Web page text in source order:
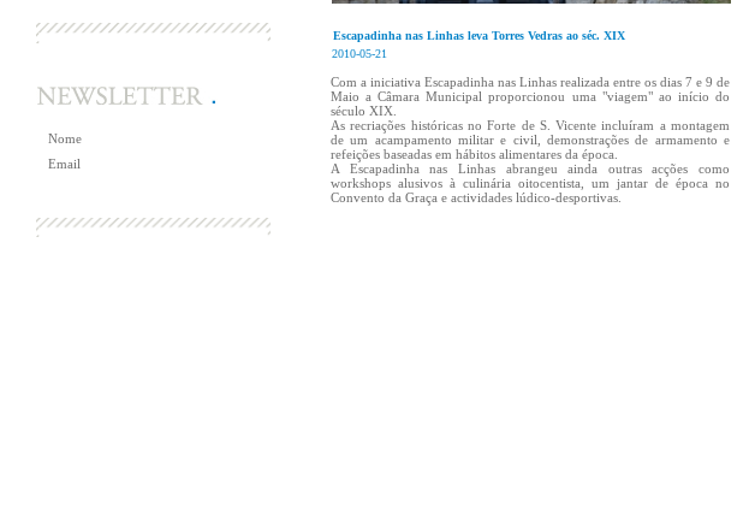
Escapadinha nas Linhas leva Torres Vedras ao séc. XIX
2010-05-21
Com a iniciativa Escapadinha nas Linhas realizada entre os dias 7 e 9 de
Maio a Câmara Municipal proporcionou uma "viagem" ao início do
século XIX.
As recriações históricas no Forte de S. Vicente incluíram a montagem
de um acampamento militar e civil, demonstrações de armamento e
refeições baseadas em hábitos alimentares da época.
A Escapadinha nas Linhas abrangeu ainda outras acções como
workshops alusivos à culinária oitocentista, um jantar de época no
Convento da Graça e actividades lúdico-desportivas.